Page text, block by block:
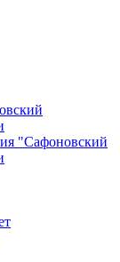
"Сафоновский